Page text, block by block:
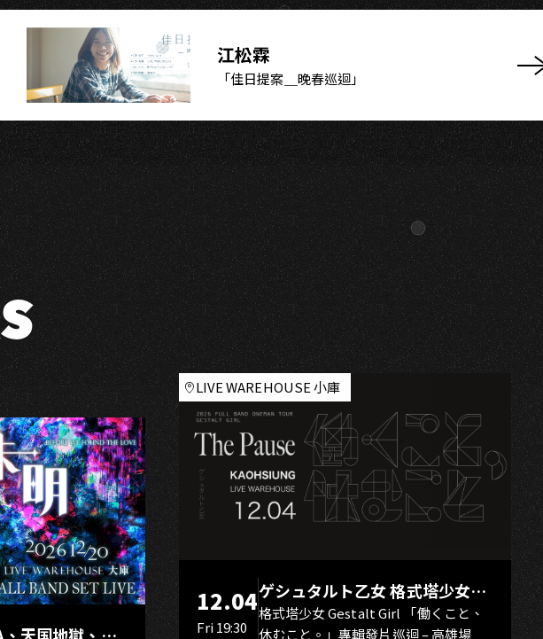
江松霖
「佳日提案＿晚春巡迴」
LIVE WAREHOUSE 小庫
12.04
Fri 19:30
ゲシュタルト乙女 格式塔少女
Gestalt Girl
格式塔少女 Gestalt Girl 「働くこと、
休むこと。」專輯發片巡迴 – 高雄場